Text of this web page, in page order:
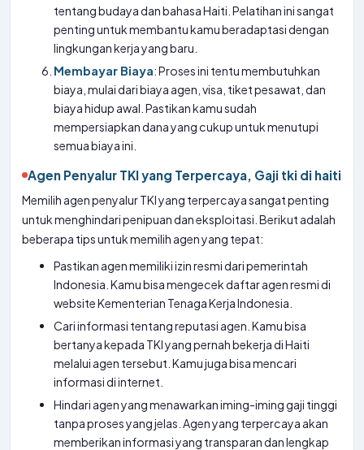
tentang budaya dan bahasa Haiti. Pelatihan ini sangat
penting untuk membantu kamu beradaptasi dengan
lingkungan kerja yang baru.
Membayar Biaya: Proses ini tentu membutuhkan
biaya, mulai dari biaya agen, visa, tiket pesawat, dan
biaya hidup awal. Pastikan kamu sudah
mempersiapkan dana yang cukup untuk menutupi
semua biaya ini.
Agen Penyalur TKI yang Terpercaya, Gaji tki di haiti
Memilih agen penyalur TKI yang terpercaya sangat penting
untuk menghindari penipuan dan eksploitasi. Berikut adalah
beberapa tips untuk memilih agen yang tepat:
Pastikan agen memiliki izin resmi dari pemerintah
Indonesia. Kamu bisa mengecek daftar agen resmi di
website Kementerian Tenaga Kerja Indonesia.
Cari informasi tentang reputasi agen. Kamu bisa
bertanya kepada TKI yang pernah bekerja di Haiti
melalui agen tersebut. Kamu juga bisa mencari
informasi di internet.
Hindari agen yang menawarkan iming-iming gaji tinggi
tanpa proses yang jelas. Agen yang terpercaya akan
memberikan informasi yang transparan dan lengkap